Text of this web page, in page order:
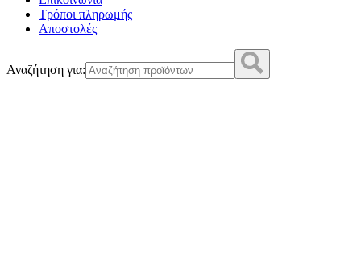
Τρόποι πληρωμής
Αποστολές
Αναζήτηση για: